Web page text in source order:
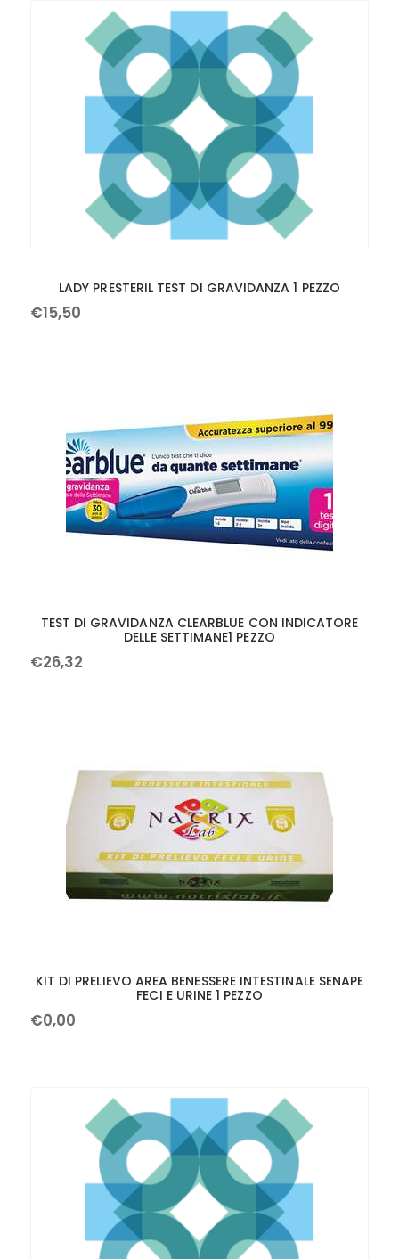
LADY PRESTERIL TEST DI GRAVIDANZA 1 PEZZO
€15,50
TEST DI GRAVIDANZA CLEARBLUE CON INDICATORE
DELLE SETTIMANE1 PEZZO
€26,32
KIT DI PRELIEVO AREA BENESSERE INTESTINALE SENAPE
FECI E URINE 1 PEZZO
€0,00